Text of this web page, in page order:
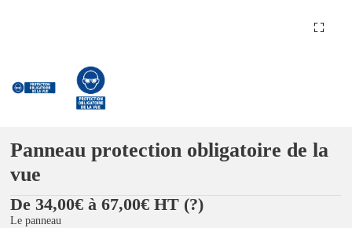
Panneau protection obligatoire de la
vue
De 34,00€ à 67,00€ HT (?)
Le panneau